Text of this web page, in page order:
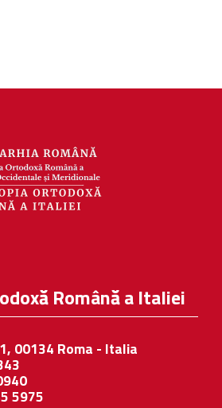
Română a Italiei
00134 Roma - Italia
5975